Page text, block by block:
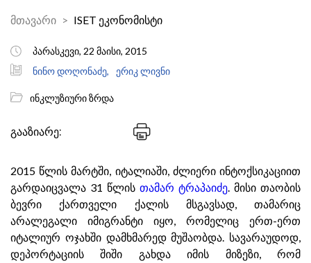
მთავარი ISET ეკონომისტი
პარასკევი, 22 მაისი, 2015
ნინო დოღონაძე,
ერიკ ლივნი
ინკლუზიური ზრდა
გააზიარე:
2015 წლის მარტში, იტალიაში, ძლიერი ინტოქსიკაციით
გარდაიცვალა 31 წლის თამარ ტრაპაიძე. მისი თაობის
ბევრი ქართველი ქალის მსგავსად, თამარიც
არალეგალი იმიგრანტი იყო, რომელიც ერთ-ერთ
იტალიურ ოჯახში დამხმარედ მუშაობდა. სავარაუდოდ,
დეპორტაციის შიში გახდა იმის მიზეზი, რომ